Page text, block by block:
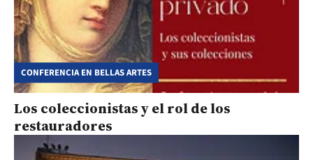
CONFERENCIA EN BELLAS ARTES
Los coleccionistas y el rol de los
restauradores